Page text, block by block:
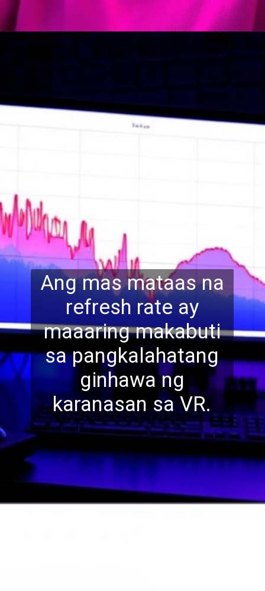
Ang mas mataas na
refresh rate ay
maaaring makabuti
sa pangkalahatang
ginhawa ng
karanasan saVR.